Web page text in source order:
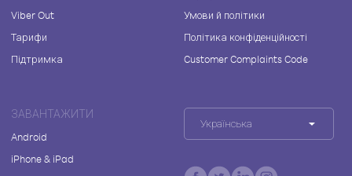
Viber Out
Тарифи
Підтримка
Умови й політики
Політика конфіденційності
Customer Complaints Code
ЗАВАНТАЖИТИ
Android
iPhone & iPad
Українська